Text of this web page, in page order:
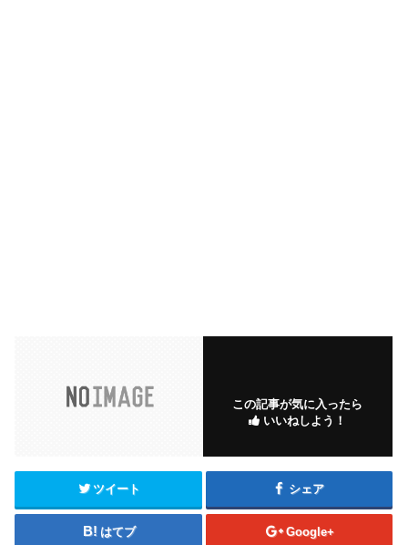
この記事が気に入ったら
いいねしよう！
ツイート シェア
はてブ Google+